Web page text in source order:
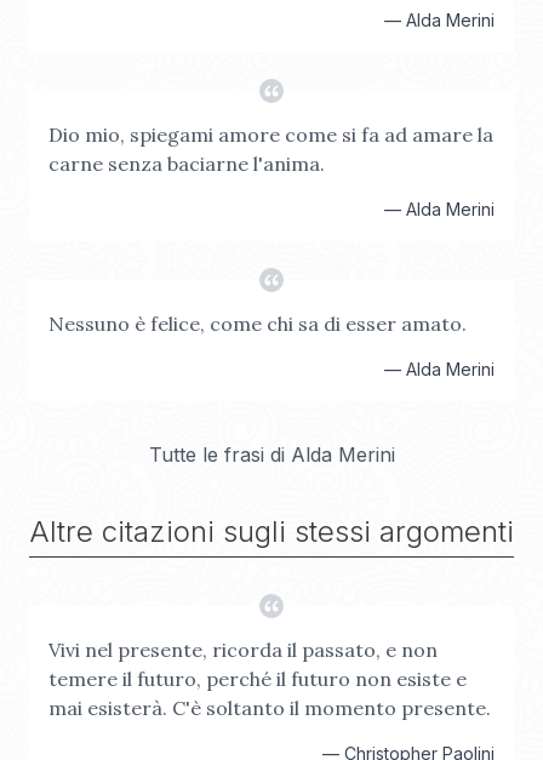
— Alda Merini
Dio mio, spiegami amore come si fa ad amare la
carne senza baciarne l'anima.
— Alda Merini
Nessuno è felice, come chi sa di esser amato.
— Alda Merini
Tutte le frasi di Alda Merini
Altre citazioni sugli stessi argomenti
Vivi nel presente, ricorda il passato, e non
temere il futuro, perché il futuro non esiste e
mai esisterà. C'è soltanto il momento presente.
— Christopher Paolini